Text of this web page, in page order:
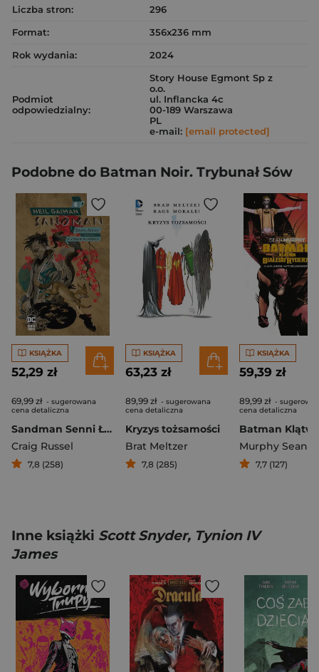
Liczba stron:
296
Format:
356x236 mm
Rok wydania:
2024
Podmiot
odpowiedzialny:
Story House Egmont Sp z
o.o.
ul. Inflancka 4c
00-189 Warszawa
PL
e-mail: [email protected]
Podobne do Batman Noir. Trybunał Sów
KSIĄŻKA
52,29 zł
69,99 zł - sugerowana
cena detaliczna
Sandman Senni Łowcy
Craig Russel
7,8 (258)
KSIĄŻKA
63,23 zł
89,99 zł - sugerowana
cena detaliczna
Kryzys tożsamości
Brat Meltzer
7,8 (285)
KSIĄŻKA
59,39 zł
89,99 zł -
cena detaliczna
Murphy Sean
7,7 (127)
Inne książki Scott Snyder, Tynion IV
James